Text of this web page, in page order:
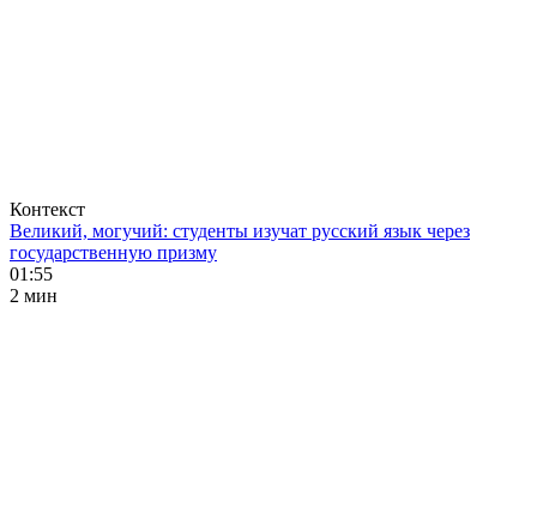
Контекст
Великий, могучий: студенты изучат русский язык через
государственную призму
01:55
2 мин